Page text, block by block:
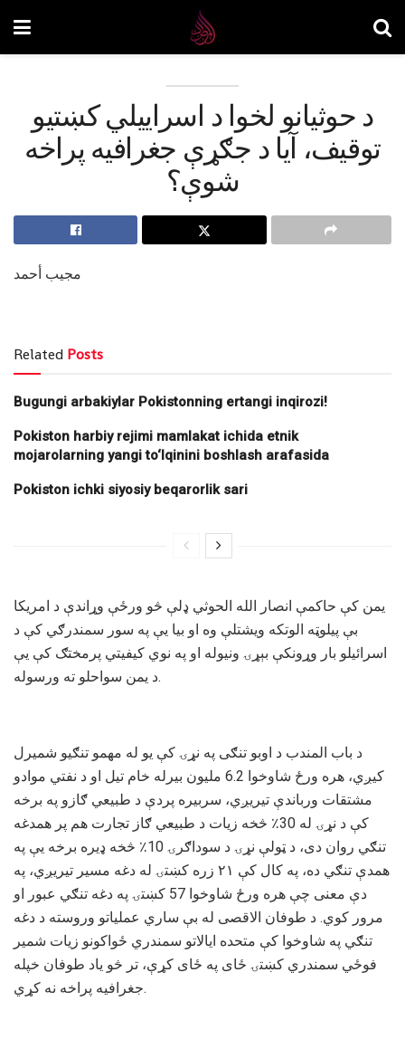
د حوثیانو لخوا د اسراییلي کښتیو
توقیف، آیا د جګړې جغرافیه پراخه
شوې؟
مجیب أحمد
Related Posts
Bugungi arbakiylar Pokistonning ertangi inqirozi!
Pokiston harbiy rejimi mamlakat ichida etnik
mojarolarning yangi to‘lqinini boshlash arafasida
Pokiston ichki siyosiy beqarorlik sari
یمن کې حاکمې انصار الله الحوثي ډلې څو ورځې وړاندې د امریکا
بې پیلوټه الوتکه ویشتلې وه او بیا یې په سور سمندرګي کې د
اسرائیلو بار وړونکې بېړۍ ونیوله او په نوي کیفیتي پرمختګ کې یې
د یمن سواحلو ته ورسوله.
د باب المندب د اوبو تنګی په نړۍ کې یو له مهمو تنګیو شمیرل
کیږي، هره ورځ شاوخوا 6.2 ملیون بیرله خام تیل او د نفتي موادو
مشتقات ورباندې تیریږي، سربیره پردې د طبیعي ګازو په برخه
کې د نړۍ له 30٪ څخه زیات د طبیعي ګاز تجارت هم پر همدغه
تنګي روان دی، د ټولې نړۍ د سوداګرۍ 10٪ څخه ډیره برخه یې په
همدې تنګي ده، په کال کې ۲۱ زره کښتۍ له دغه مسیر تیریږي، په
دې معنی چې هره ورځ شاوخوا 57 کښتۍ په دغه تنګي عبور او
مرور کوي. د طوفان الاقصی له بې ساري عملیاتو وروسته د دغه
تنګي په شاوخوا کې متحده ایالاتو سمندري ځواکونو زیات شمیر
فوځي سمندري کښتۍ ځای په ځای کړې، تر څو یاد طوفان خپله
جغرافیه پراخه نه کړي.